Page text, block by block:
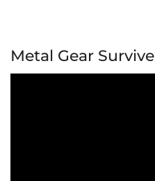
Metal Gear Survive